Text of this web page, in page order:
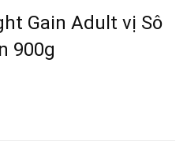
Gain Adult vị Sô
900g